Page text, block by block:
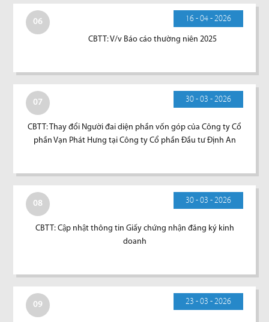
06 16 - 04 - 2026
CBTT: V/v Báo cáo thường niên 2025
07 30 - 03 - 2026
CBTT: Thay đổi Người đai diện phần vốn góp của Công ty Cổ
phần Vạn Phát Hưng tại Công ty Cổ phần Đầu tư Định An
08 30 - 03 - 2026
CBTT: Cập nhật thông tin Giấy chứng nhận đăng ký kinh
doanh
09 23 - 03 - 2026